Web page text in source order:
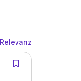
Relevanz